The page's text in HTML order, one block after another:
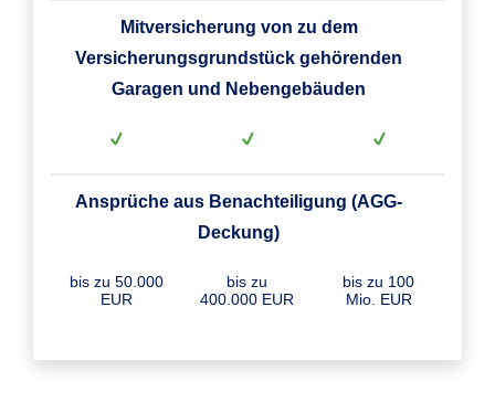
Mitversicherung von zu dem
Versicherungsgrundstück gehörenden
Garagen und Nebengebäuden
Ansprüche aus Benachteiligung (AGG-
Deckung)
bis zu 50.000
EUR
bis zu
400.000 EUR
bis zu 100
Mio. EUR